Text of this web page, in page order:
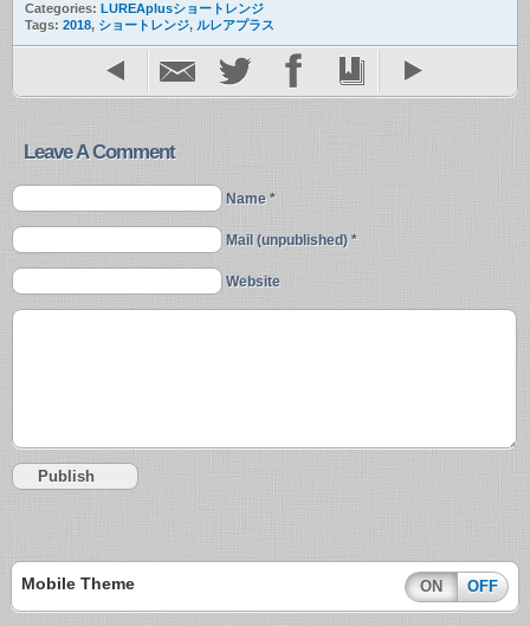
Categories: LUREAplusショートレンジ
Tags: 2018, ショートレンジ, ルレアプラス
Leave A Comment
Name *
Mail (unpublished) *
Website
Mobile Theme ON OFF